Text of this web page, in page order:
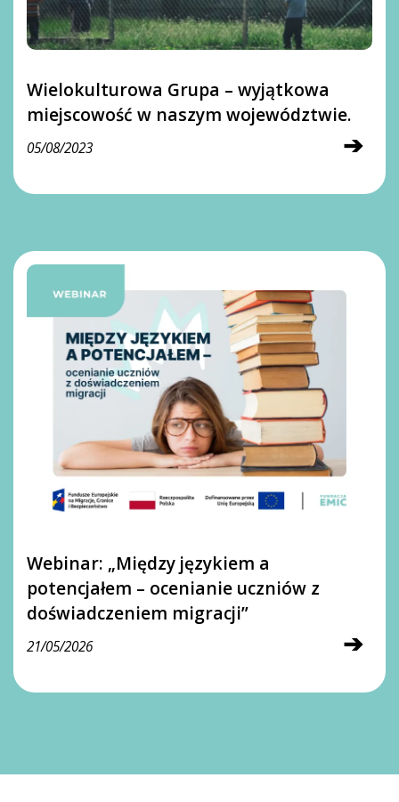
Wielokulturowa Grupa – wyjątkowa
miejscowość w naszym województwie.
➔
05/08/2023
Webinar: „Między językiem a
potencjałem – ocenianie uczniów z
doświadczeniem migracji”
➔
21/05/2026